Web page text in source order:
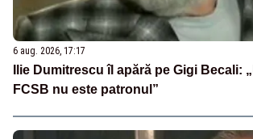
6 aug. 2026, 17:17
Ilie Dumitrescu îl apără pe Gigi Becali:
FCSB nu este patronul”